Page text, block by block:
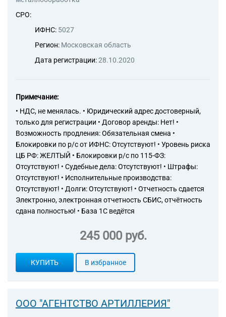
СРО:
ИФНС: 5027
Регион: Московская область
Дата регистрации:28.10.2020
Примечание:
• НДС, не менялась. • Юридический адрес достоверный,
только для регистрации • Договор аренды: Нет! •
Возможность продления: Обязательная смена •
Блокировки по р/с от ИФНС: Отсутствуют! • Уровень риска
ЦБ РФ: ЖЕЛТЫЙ • Блокировки р/с по 115-ФЗ:
Отсутствуют! • Судебные дела: Отсутствуют! • Штрафы:
Отсутствуют! • Исполнительные производства:
Отсутствуют! • Долги: Отсутствуют! • Отчетность сдается
Электронно, электронная отчетность СБИС, отчётность
сдана полностью! • База 1С ведётся
245 000 руб.
КУПИТЬ В избранное
ООО "АГЕНТСТВО АРТИЛЛЕРИЯ"